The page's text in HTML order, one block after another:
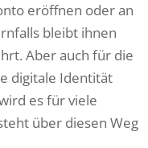
eröffnen oder an
bleibt ihnen
Aber auch für die
digitale Identität
es für viele
über diesen Weg